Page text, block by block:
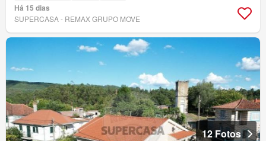
Há 15 dias
SUPERCASA - REMAX GRUPO MOVE
12 Fotos